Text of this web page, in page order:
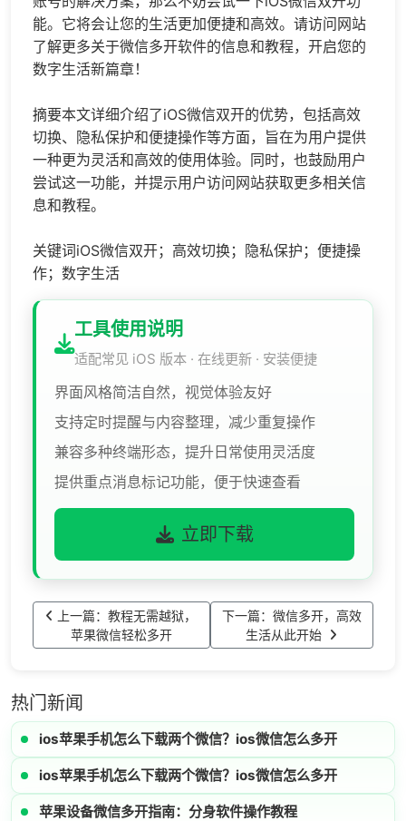
能。它将会让您的生活更加便捷和高效。请访问网站
了解更多关于微信多开软件的信息和教程，开启您的
数字生活新篇章！
摘要本文详细介绍了iOS微信双开的优势，包括高效
切换、隐私保护和便捷操作等方面，旨在为用户提供
一种更为灵活和高效的使用体验。同时，也鼓励用户
尝试这一功能，并提示用户访问网站获取更多相关信
息和教程。
关键词iOS微信双开；高效切换；隐私保护；便捷操
作；数字生活
工具使用说明
适配常见 iOS 版本 · 在线更新 · 安装便捷
界面风格简洁自然，视觉体验友好
支持定时提醒与内容整理，减少重复操作
兼容多种终端形态，提升日常使用灵活度
提供重点消息标记功能，便于快速查看
立即下载
上一篇：教程无需越狱，
苹果微信轻松多开
下一篇：微信多开，高效
生活从此开始
热门新闻
ios苹果手机怎么下载两个微信？ios微信怎么多开
ios苹果手机怎么下载两个微信？ios微信怎么多开
苹果设备微信多开指南：分身软件操作教程